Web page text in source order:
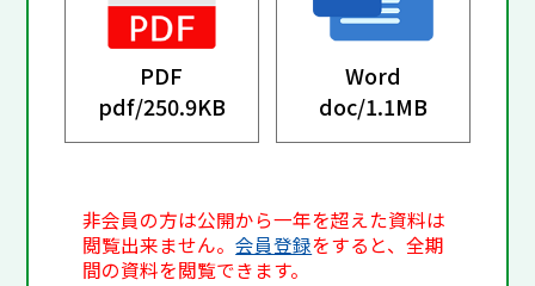
PDF
pdf/250.9KB
Word
doc/1.1MB
非会員の方は公開から一年を超えた資料は
閲覧出来ません。会員登録をすると、全期
間の資料を閲覧できます。